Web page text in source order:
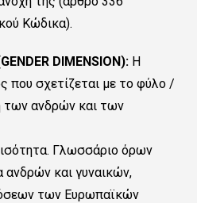
Κώδικα).
DIMENSION): Η
που σχετίζεται με το φύλο /
των ανδρών και των
ισότητα. Γλωσσάριο όρων
ανδρών και γυναικών,
των Ευρωπαϊκών